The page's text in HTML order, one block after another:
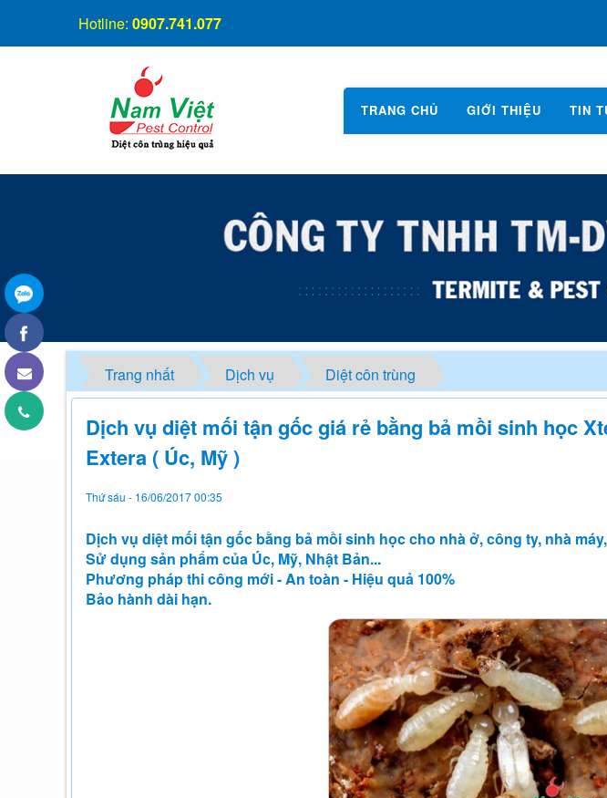
TRANG CHỦ GIỚI THIỆU TIN
Hotline: 0907.741.077
Trang nhất Dịch vụ Diệt côn trùng
Dịch vụ diệt mối tận gốc giá rẻ bằng bả mồi sinh học
Extera ( Úc, Mỹ )
Thứ sáu - 16/06/2017 00:35
Dịch vụ diệt mối tận gốc bằng bả mồi sinh học cho nhà ở, công ty, nhà
Sử dụng sản phẩm của Úc, Mỹ, Nhật Bản...
Phương pháp thi công mới - An toàn - Hiệu quả 100%
Bảo hành dài hạn.